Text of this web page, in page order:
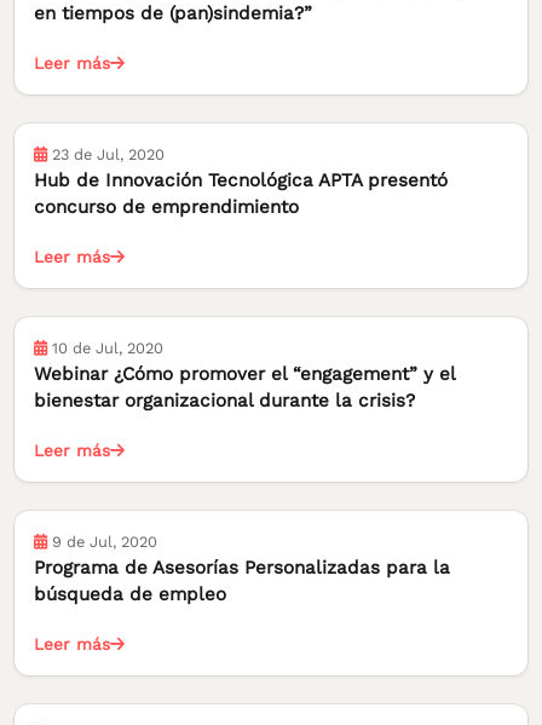
en tiempos de (pan)sindemia?”
Leer más
23 de Jul, 2020
Hub de Innovación Tecnológica APTA presentó
concurso de emprendimiento
Leer más
10 de Jul, 2020
Webinar ¿Cómo promover el “engagement” y el
bienestar organizacional durante la crisis?
Leer más
9 de Jul, 2020
Programa de Asesorías Personalizadas para la
búsqueda de empleo
Leer más